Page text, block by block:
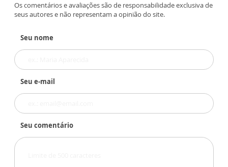
Os comentários e avaliações são de responsabilidade exclusiva de
seus autores e não representam a opinião do site.
Seu nome
Seu e-mail
Seu comentário